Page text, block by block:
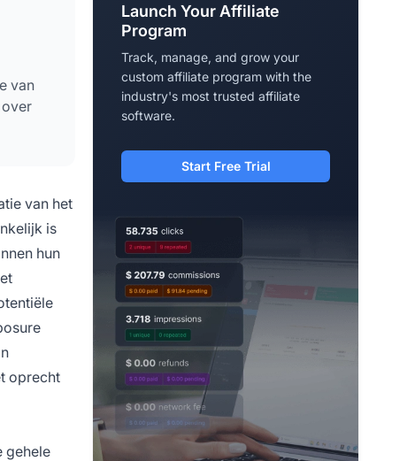
van
van het
is
hun
oprecht
gehele
Launch Your Affiliate
Program
Track, manage, and grow your
custom affiliate program with the
industry's most trusted affiliate
software.
Start Free Trial